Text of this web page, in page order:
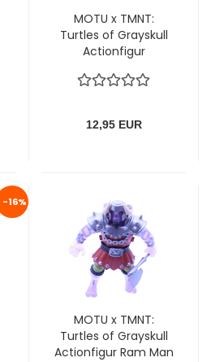
MOTU x TMNT:
Turtles of Grayskull
Actionfigur
von Mattel (lose)
12,95 EUR
-16%
MOTU x TMNT:
Turtles of Grayskull
Actionfigur Ram Man